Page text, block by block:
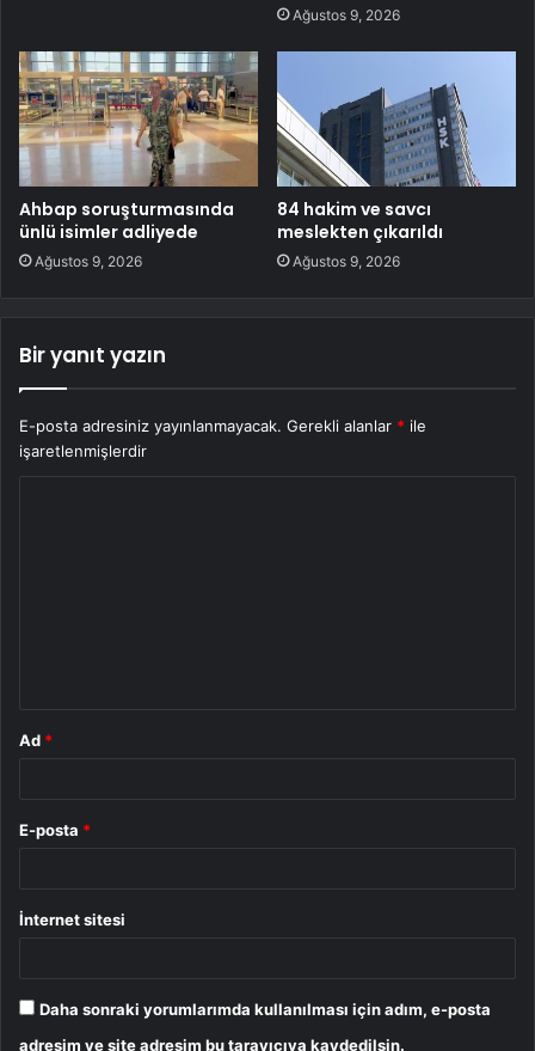
Ağustos 9, 2026
Ahbap soruşturmasında
ünlü isimler adliyede
Ağustos 9, 2026
84 hakim ve savcı
meslekten çıkarıldı
Ağustos 9, 2026
Bir yanıt yazın
E-posta adresiniz yayınlanmayacak. Gerekli alanlar * ile
işaretlenmişlerdir
Ad *
E-posta *
İnternet sitesi
Daha sonraki yorumlarımda kullanılması için adım, e-posta
adresim ve site adresim bu tarayıcıya kaydedilsin.